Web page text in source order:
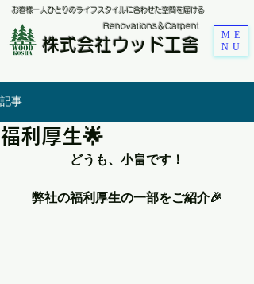
お客様一人ひとりのライフスタイルに合わせた空間を届ける
株式会社ウッド工舎
​Renovations＆Carpent
ME
NU
記事
福利厚生🌟
どうも、小畠です！
弊社の福利厚生の一部をご紹介🎉